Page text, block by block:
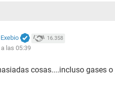
16.358
las 05:39
cosas....incluso gases o